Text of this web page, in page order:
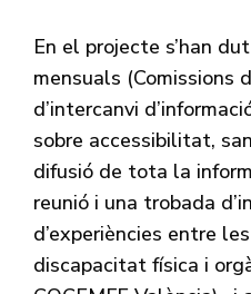
En el projecte s’han
mensuals (Comissions
d’intercanvi
sobre accessibilitat,
difusió de tota la
reunió i una trobada
d’experiències entre
discapacitat física i